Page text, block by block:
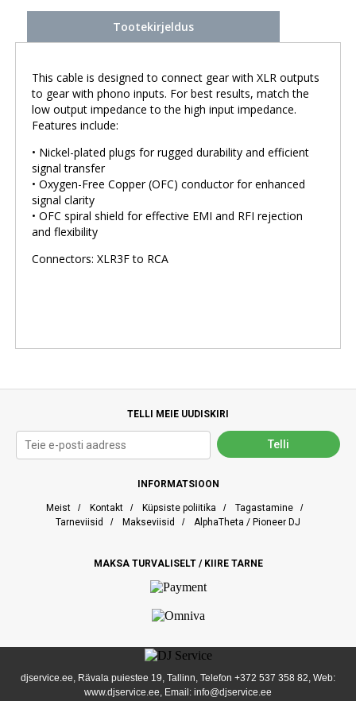
Tootekirjeldus
This cable is designed to connect gear with XLR outputs
to gear with phono inputs. For best results, match the
low output impedance to the high input impedance.
Features include:
• Nickel-plated plugs for rugged durability and efficient
signal transfer
• Oxygen-Free Copper (OFC) conductor for enhanced
signal clarity
• OFC spiral shield for effective EMI and RFI rejection
and flexibility
Connectors: XLR3F to RCA
TELLI MEIE UUDISKIRI
INFORMATSIOON
Meist / Kontakt / Küpsiste poliitika / Tagastamine /
Tarneviisid
/ Makseviisid / AlphaTheta / Pioneer DJ
MAKSA TURVALISELT / KIIRE TARNE
djservice.ee, Rävala puiestee 19, Tallinn, Telefon +372 537 358 82, Web:
www.djservice.ee, Email: info@djservice.ee